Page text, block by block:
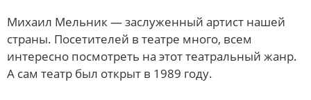
Михаил Мельник — заслуженный артист нашей
страны. Посетителей в театре много, всем
интересно посмотреть на этот театральный жанр.
А сам театр был открыт в 1989 году.